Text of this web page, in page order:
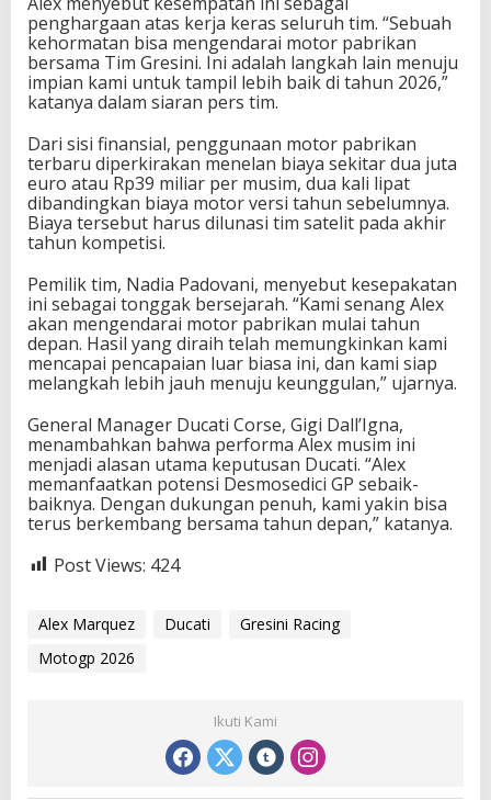
penghargaan atas kerja keras seluruh tim. “Sebuah
kehormatan bisa mengendarai motor pabrikan
bersama Tim Gresini. Ini adalah langkah lain menuju
impian kami untuk tampil lebih baik di tahun 2026,”
katanya dalam siaran pers tim.
Dari sisi finansial, penggunaan motor pabrikan
terbaru diperkirakan menelan biaya sekitar dua juta
euro atau Rp39 miliar per musim, dua kali lipat
dibandingkan biaya motor versi tahun sebelumnya.
Biaya tersebut harus dilunasi tim satelit pada akhir
tahun kompetisi.
Pemilik tim, Nadia Padovani, menyebut kesepakatan
ini sebagai tonggak bersejarah. “Kami senang Alex
akan mengendarai motor pabrikan mulai tahun
depan. Hasil yang diraih telah memungkinkan kami
mencapai pencapaian luar biasa ini, dan kami siap
melangkah lebih jauh menuju keunggulan,” ujarnya.
General Manager Ducati Corse, Gigi Dall’Igna,
menambahkan bahwa performa Alex musim ini
menjadi alasan utama keputusan Ducati. “Alex
memanfaatkan potensi Desmosedici GP sebaik-
baiknya. Dengan dukungan penuh, kami yakin bisa
terus berkembang bersama tahun depan,” katanya.
Post Views: 424
Alex Marquez Ducati
Gresini Racing
Motogp 2026
Ikuti Kami